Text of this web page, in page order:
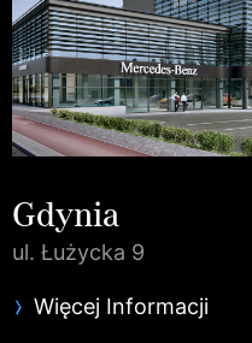
Gdynia
ul. Łużycka 9
Więcej Informacji